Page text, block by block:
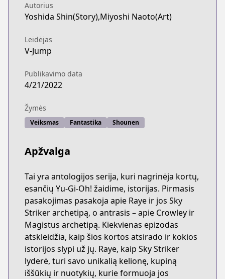
Autorius
Yoshida Shin(Story),Miyoshi Naoto(Art)
Leidėjas
V-Jump
Publikavimo data
4/21/2022
Žymės
Veiksmas Fantastika Shounen
Apžvalga
Tai yra antologijos serija, kuri nagrinėja kortų,
esančių Yu-Gi-Oh! žaidime, istorijas. Pirmasis
pasakojimas pasakoja apie Raye ir jos Sky
Striker archetipą, o antrasis – apie Crowley ir
Magistus archetipą. Kiekvienas epizodas
atskleidžia, kaip šios kortos atsirado ir kokios
istorijos slypi už jų. Raye, kaip Sky Striker
lyderė, turi savo unikalią kelionę, kupiną
iššūkių ir nuotykių, kurie formuoja jos